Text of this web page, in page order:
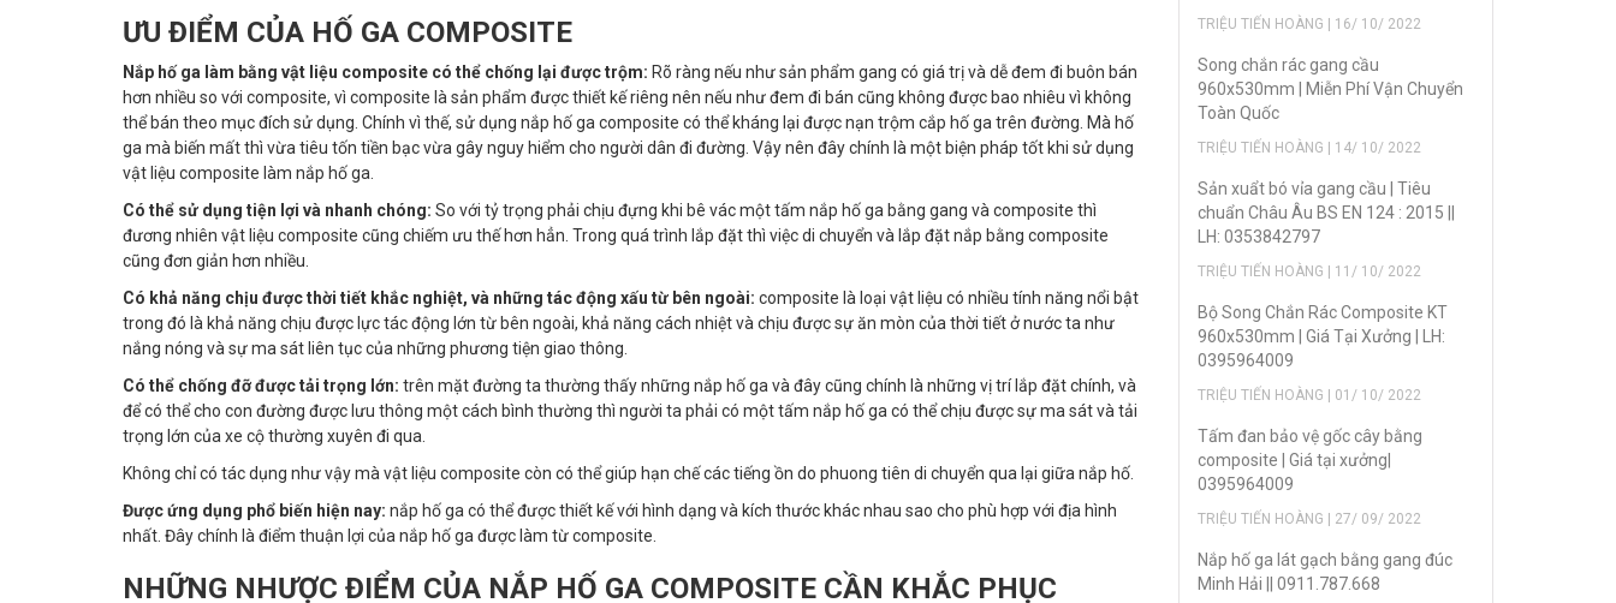
ƯU ĐIỂM CỦA HỐ GA COMPOSITE
Nắp hố ga làm bằng vật liệu composite có thể chống lại được trộm: Rõ ràng nếu như sản phẩm gang có giá trị và dễ đem đi buôn bán
hơn nhiều so với composite, vì composite là sản phẩm được thiết kế riêng nên nếu như đem đi bán cũng không được bao nhiêu vì không
thể bán theo mục đích sử dụng. Chính vì thế, sử dụng nắp hố ga composite có thể kháng lại được nạn trộm cắp hố ga trên đường. Mà hố
ga mà biến mất thì vừa tiêu tốn tiền bạc vừa gây nguy hiểm cho người dân đi đường. Vậy nên đây chính là một biện pháp tốt khi sử dụng
vật liệu composite làm nắp hố ga.
Có thể sử dụng tiện lợi và nhanh chóng: So với tỷ trọng phải chịu đựng khi bê vác một tấm nắp hố ga bằng gang và composite thì
đương nhiên vật liệu composite cũng chiếm ưu thế hơn hẳn. Trong quá trình lắp đặt thì việc di chuyển và lắp đặt nắp bằng composite
cũng đơn giản hơn nhiều.
Có khả năng chịu được thời tiết khắc nghiệt, và những tác động xấu từ bên ngoài: composite là loại vật liệu có nhiều tính năng nổi bật
trong đó là khả năng chịu được lực tác động lớn từ bên ngoài, khả năng cách nhiệt và chịu được sự ăn mòn của thời tiết ở nước ta như
nắng nóng và sự ma sát liên tục của những phương tiện giao thông.
Có thể chống đỡ được tải trọng lớn: trên mặt đường ta thường thấy những nắp hố ga và đây cũng chính là những vị trí lắp đặt chính, và
để có thể cho con đường được lưu thông một cách bình thường thì người ta phải có một tấm nắp hố ga có thể chịu được sự ma sát và tải
trọng lớn của xe cộ thường xuyên đi qua.
Không chỉ có tác dụng như vậy mà vật liệu composite còn có thể giúp hạn chế các tiếng ồn do phuong tiên di chuyển qua lại giữa nắp hố.
Được ứng dụng phổ biến hiện nay: nắp hố ga có thể được thiết kế với hình dạng và kích thước khác nhau sao cho phù hợp với địa hình
nhất. Đây chính là điểm thuận lợi của nắp hố ga được làm từ composite.
NHỮNG NHƯỢC ĐIỂM CỦA NẮP HỐ GA COMPOSITE CẦN KHẮC PHỤC
TRIỆU TIẾN HOÀNG | 16/ 10/ 2022
Song chắn rác gang cầu
960x530mm | Miễn Phí Vận Chuyển
Toàn Quốc
TRIỆU TIẾN HOÀNG | 14/ 10/ 2022
Sản xuẩt bó vỉa gang cầu | Tiêu
chuẩn Châu Âu BS EN 124 : 2015 ||
LH: 0353842797
TRIỆU TIẾN HOÀNG | 11/ 10/ 2022
Bộ Song Chắn Rác Composite KT
960x530mm | Giá Tại Xưởng | LH:
0395964009
TRIỆU TIẾN HOÀNG | 01/ 10/ 2022
Tấm đan bảo vệ gốc cây bằng
composite | Giá tại xưởng|
0395964009
TRIỆU TIẾN HOÀNG | 27/ 09/ 2022
Nắp hố ga lát gạch bằng gang đúc
Minh Hải || 0911.787.668